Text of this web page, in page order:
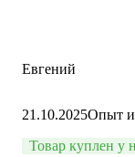
Евгений
21.10.2025Опыт
Товар куплен у